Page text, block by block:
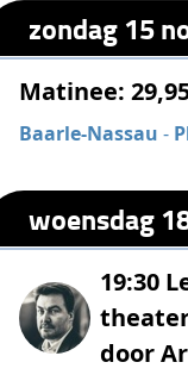
zondag 15
Matinee:
Baarle-Nassau -
woensdag
19:30
door